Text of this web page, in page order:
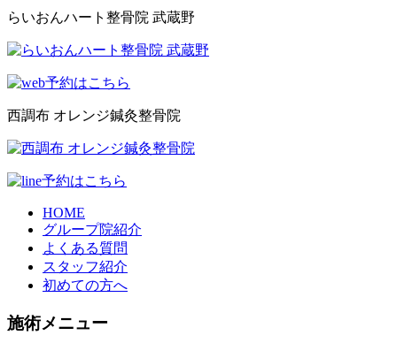
らいおんハート整骨院 武蔵野
西調布 オレンジ鍼灸整骨院
HOME
グループ院紹介
よくある質問
スタッフ紹介
初めての方へ
施術メニュー